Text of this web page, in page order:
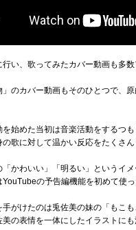
い、歌ってみたカバー動画も多数
のカバー動画もそのひとつで、
始めた当初は音楽活動をするつも
歌に対して温かい反応をたくさ
かわいい」「明るい」というイ
の予告編機能を初めて使
がけたのは兎佐美の妹の「もこも
の表情を一体にしたイラストにも